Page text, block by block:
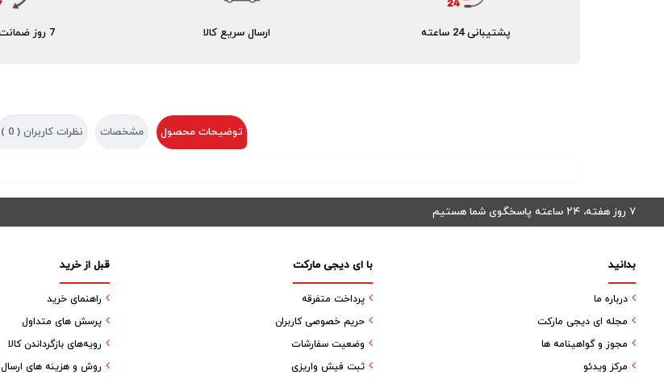
7 روز ضمانت بازگشت ارسال سریع کالا پشتیبانی 24 ساعته
توضیحات محصول مشخصات نظرات کاربران ( 0
)
۷ روز هفته، ۲۴ ساعته پاسخگوی شما هستیم
قبل از خرید
راهنمای خرید
پرسش های متداول
رویه‌های بازگرداندن کالا
روش و هزینه های ارسال
با ای دیجی مارکت
پرداخت متفرقه
حریم خصوصی کاربران
وضعیت سفارشات
ثبت فیش واریزی
بدانید
درباره ما
مجله ای دیجی مارکت
مجوز و گواهینامه ها
مرکز ویدئو